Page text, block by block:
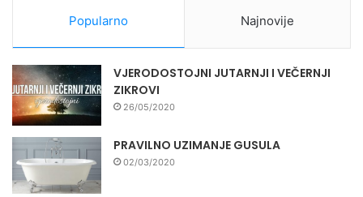
Popularno Najnovije
VJERODOSTOJNI JUTARNJI I VEČERNJI
ZIKROVI
26/05/2020
PRAVILNO UZIMANJE GUSULA
02/03/2020